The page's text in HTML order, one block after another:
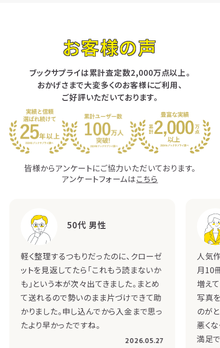
お客様の声
ブックサプライは累計査定数2,000万点以上。
おかげさまで大変多くのお客様にご利用、
ご好評いただいております。
皆様からアンケートにご協力いただいております。
アンケートフォームはこちら
50代 男性
軽く整理するつもりだったのに、クローゼ
ットを見返してたら「これもう読まないか
も」という本が次々出てきました。まとめ
て送れるので勢いのまま片づけできて助
かりました。申し込んでから入金まで思っ
たより早かったですね。
2026.05.27
人気
月10
増え
写真
のが
悪く
満足